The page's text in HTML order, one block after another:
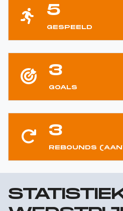
5
GESPEELD
3
GOALS
3
REBOUNDS